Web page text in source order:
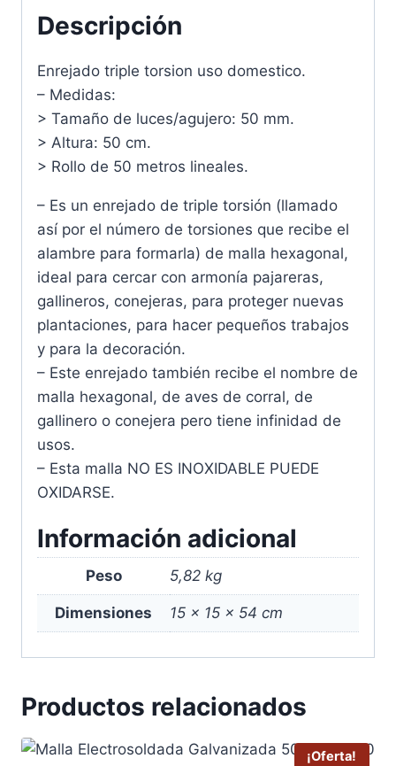
Descripción
Enrejado triple torsion uso domestico.
– Medidas:
> Tamaño de luces/agujero: 50 mm.
> Altura: 50 cm.
> Rollo de 50 metros lineales.
– Es un enrejado de triple torsión (llamado
así por el número de torsiones que recibe el
alambre para formarla) de malla hexagonal,
ideal para cercar con armonía pajareras,
gallineros, conejeras, para proteger nuevas
plantaciones, para hacer pequeños trabajos
y para la decoración.
– Este enrejado también recibe el nombre de
malla hexagonal, de aves de corral, de
gallinero o conejera pero tiene infinidad de
usos.
– Esta malla NO ES INOXIDABLE PUEDE
OXIDARSE.
Información adicional
Peso 5,82 kg
Dimensiones 15 × 15 × 54 cm
Productos relacionados
¡Oferta!